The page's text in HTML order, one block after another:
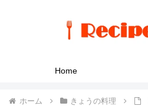
Home
ホーム きょうの料理